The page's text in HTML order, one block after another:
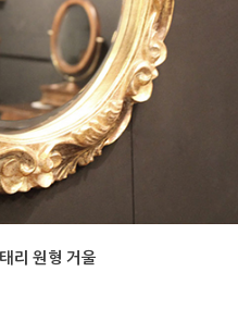
리 원형 거울